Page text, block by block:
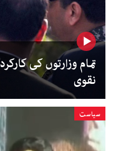
تمام وزارتوں کی
نقوی
سیاست